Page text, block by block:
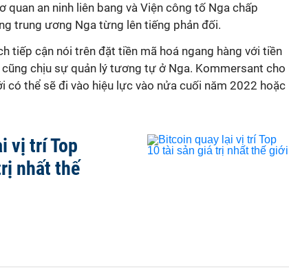
quan an ninh liên bang và Viện công tố Nga chấp
trung ương Nga từng lên tiếng phản đối.
tiếp cận nói trên đặt tiền mã hoá ngang hàng với tiền
chịu sự quản lý tương tự ở Nga. Kommersant cho
có thể sẽ đi vào hiệu lực vào nửa cuối năm 2022 hoặc
vị trí Top
nhất thế